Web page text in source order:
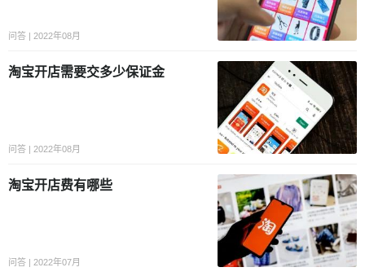
问答 | 2022年08月
淘宝开店需要交多少保证金
问答 | 2022年08月
淘宝开店费有哪些
问答 | 2022年07月